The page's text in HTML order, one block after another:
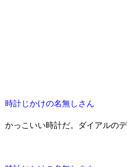
時計じかけの名無しさん
かっこいい時計だ。ダイアルのデ